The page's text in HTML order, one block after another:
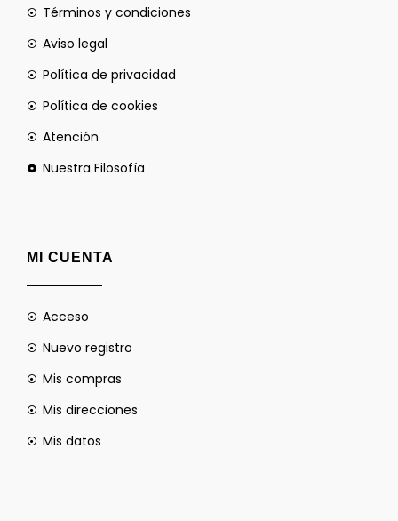
Términos y condiciones
Aviso legal
Política de privacidad
Política de cookies
Atención
Nuestra Filosofía
MI CUENTA
Acceso
Nuevo registro
Mis compras
Mis direcciones
Mis datos